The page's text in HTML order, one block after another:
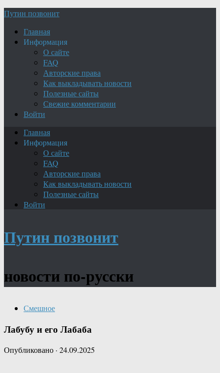
Путин позвонит
Главная
Информация
О сайте
FAQ
Авторские права
Как выкладывать новости
Полезные сайты
Свежие комментарии
Войти
Главная
Информация
О сайте
FAQ
Авторские права
Как выкладывать новости
Полезные сайты
Войти
Путин позвонит
новости по-русски
Смешное
Лабубу и его Лабаба
Опубликовано · 24.09.2025